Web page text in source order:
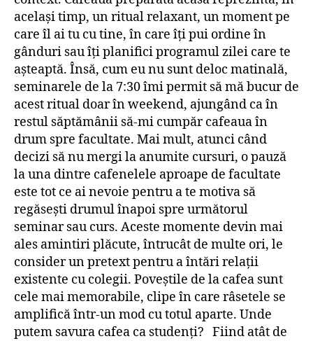
același timp, un ritual relaxant, un moment pe
care îl ai tu cu tine, în care îți pui ordine în
gânduri sau îți planifici programul zilei care te
așteaptă. Însă, cum eu nu sunt deloc matinală,
seminarele de la 7:30 îmi permit să mă bucur de
acest ritual doar în weekend, ajungând ca în
restul săptămânii să-mi cumpăr cafeaua în
drum spre facultate. Mai mult, atunci când
decizi să nu mergi la anumite cursuri, o pauză
la una dintre cafenelele aproape de facultate
este tot ce ai nevoie pentru a te motiva să
regăsești drumul înapoi spre următorul
seminar sau curs. Aceste momente devin mai
ales amintiri plăcute, întrucât de multe ori, le
consider un pretext pentru a întări relații
existente cu colegii. Poveștile de la cafea sunt
cele mai memorabile, clipe în care râsetele se
amplifică într-un mod cu totul aparte. Unde
putem savura cafea ca studenți? Fiind atât de